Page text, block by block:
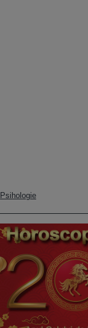
Psihologie